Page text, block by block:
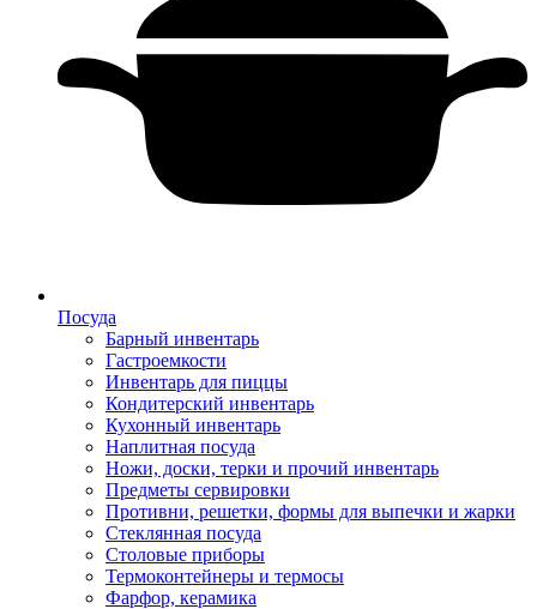
Посуда
Барный инвентарь
Гастроемкости
Инвентарь для пиццы
Кондитерский инвентарь
Кухонный инвентарь
Наплитная посуда
Ножи, доски, терки и прочий инвентарь
Предметы сервировки
Противни, решетки, формы для выпечки и жарки
Стеклянная посуда
Столовые приборы
Термоконтейнеры и термосы
Фарфор, керамика